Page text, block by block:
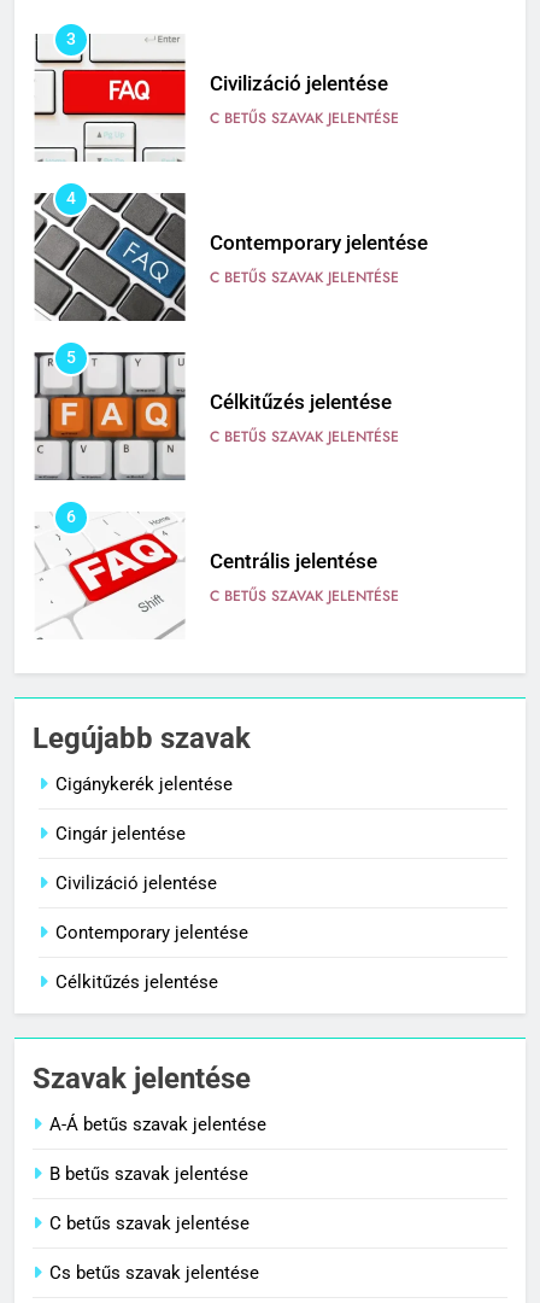
3
Civilizáció jelentése
C BETŰS SZAVAK JELENTÉSE
4
Contemporary jelentése
C BETŰS SZAVAK JELENTÉSE
5
Célkitűzés jelentése
C BETŰS SZAVAK JELENTÉSE
6
Centrális jelentése
C BETŰS SZAVAK JELENTÉSE
7
Céltudatos jelentése
8
Centenárium jelentése
1
Cigánykerék jelentése
C BETŰS SZAVAK JELENTÉSE
C BETŰS SZAVAK JELENTÉSE
Legújabb szavak
Cigánykerék jelentése
Cingár jelentése
Civilizáció jelentése
Contemporary jelentése
Célkitűzés jelentése
Szavak jelentése
A-Á betűs szavak jelentése
B betűs szavak jelentése
C betűs szavak jelentése
Cs betűs szavak jelentése